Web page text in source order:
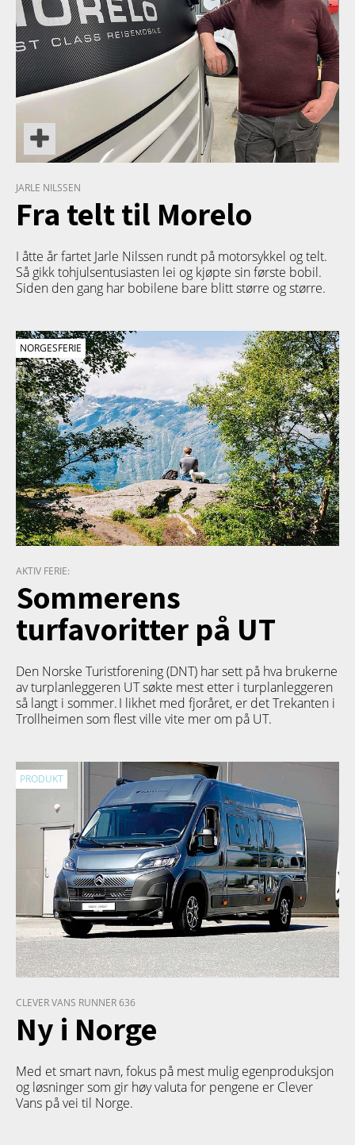
JARLE NILSSEN
Fra telt til Morelo
I åtte år fartet Jarle Nilssen rundt på motorsykkel og telt.
Så gikk tohjulsentusiasten lei og kjøpte sin første bobil.
Siden den gang har bobilene bare blitt større og større.
NORGESFERIE
AKTIV FERIE:
Sommerens
turfavoritter på UT
Den Norske Turistforening (DNT) har sett på hva brukerne
av turplanleggeren UTsøkte mest etter i turplanleggeren
så langt i sommer. I likhet med fjoråret, er det Trekanten i
Trollheimen som flest ville vite mer om på UT.
PRODUKT
CLEVER VANS RUNNER 636
Ny i Norge
Med et smart navn, fokus på mest mulig egenproduksjon
og løsninger som gir høy valuta for pengene er Clever
Vans på vei til Norge.